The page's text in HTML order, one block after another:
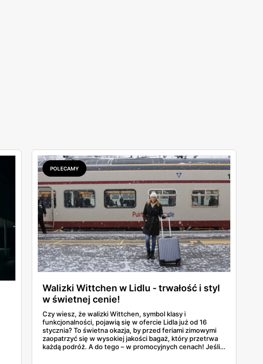
POLECAMY
Walizki Wittchen w Lidlu - trwałość i styl
w świetnej cenie!
Czy wiesz, że walizki Wittchen, symbol klasy i
funkcjonalności, pojawią się w ofercie Lidla już od 16
stycznia? To świetna okazja, by przed feriami zimowymi
zaopatrzyć się w wysokiej jakości bagaż, który przetrwa
każdą podróż. A do tego – w promocyjnych cenach! Jeśli